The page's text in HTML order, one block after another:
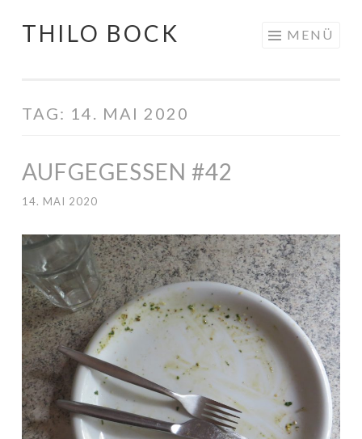
Springe
THILO BOCK MENÜ
TAG: 14. MAI 2020
AUFGEGESSEN #42
14. MAI 2020